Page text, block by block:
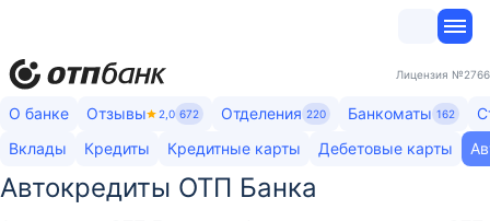
Лицензия №2766
О банке Отзывы 2,0 672 Отделения 220 Банкоматы 162
Вклады
Кредиты Кредитные карты Дебетовые карты
Автокредиты ОТП Банка​